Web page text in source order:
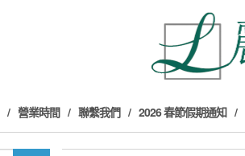
營業時間 聯繫我們 2026 春節假期通知